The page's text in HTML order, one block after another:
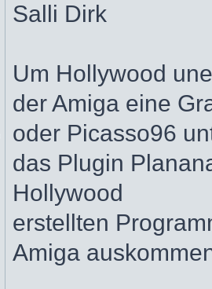
Salli Dirk
Um Hollywood
der Amiga eine
oder Picasso96
das Plugin
Hollywood
erstellten
Amiga